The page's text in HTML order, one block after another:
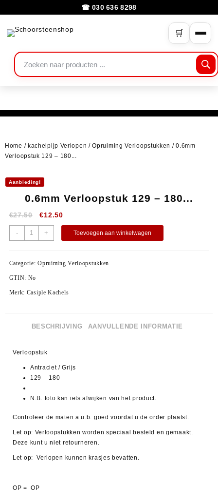
☎ 030 636 8298
🛒
Home / kachelpijp Verlopen /Opruiming Verloopstukken / 0.6mm
Verloopstuk 129 – 180...
Aanbieding!
0.6mm Verloopstuk 129 – 180...
€27.50 €12.50
- + Toevoegen aan winkelwagen
Categorie:Opruiming Verloopstukken
GTIN: No
Merk: Casiple Kachels
BESCHRIJVING AANVULLENDE INFORMATIE
Verloopstuk
Antraciet / Grijs
129 – 180
N.B: foto kan iets afwijken van het product.
Controleer de maten a.u.b. goed voordat u de order plaatst.
Let op: Verloopstukken worden speciaal besteld en gemaakt.
Deze kunt u niet retourneren.
Let op: Verlopen kunnen krasjes bevatten.
OP = OP